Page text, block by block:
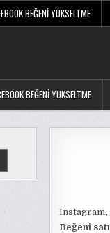
BEĞENI YÜKSELTME
BEĞENI YÜKSELTME
Instagram,
Beğeni